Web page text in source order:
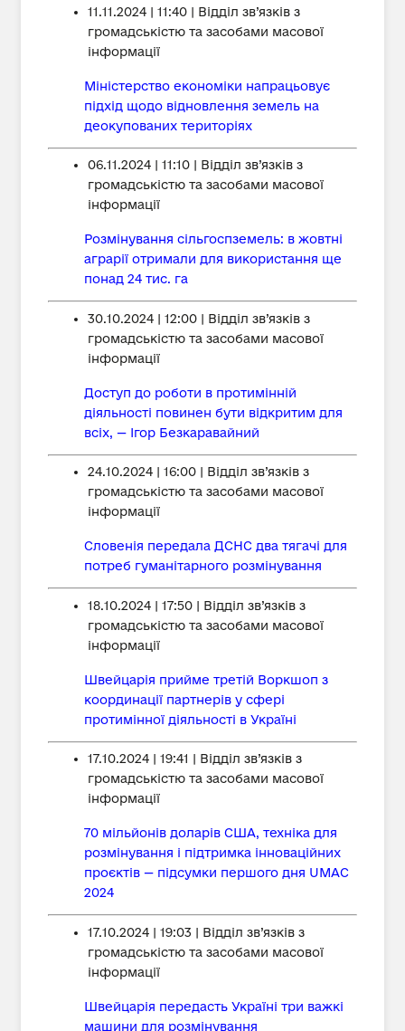
11.11.2024 | 11:40 | Відділ зв’язків з
громадськістю та засобами масової
інформації
Міністерство економіки напрацьовує
підхід щодо відновлення земель на
деокупованих територіях
06.11.2024 | 11:10 | Відділ зв’язків з
громадськістю та засобами масової
інформації
Розмінування сільгоспземель: в жовтні
аграрії отримали для використання ще
понад 24 тис. га
30.10.2024 | 12:00 | Відділ зв’язків з
громадськістю та засобами масової
інформації
Доступ до роботи в протимінній
діяльності повинен бути відкритим для
всіх, — Ігор Безкаравайний
24.10.2024 | 16:00 | Відділ зв’язків з
громадськістю та засобами масової
інформації
Словенія передала ДСНС два тягачі для
потреб гуманітарного розмінування
18.10.2024 | 17:50 | Відділ зв’язків з
громадськістю та засобами масової
інформації
Швейцарія прийме третій Воркшоп з
координації партнерів у сфері
протимінної діяльності в Україні
17.10.2024 | 19:41 | Відділ зв’язків з
громадськістю та засобами масової
інформації
70 мільйонів доларів США, техніка для
розмінування і підтримка інноваційних
проєктів — підсумки першого дня UMAC
2024
17.10.2024 | 19:03 | Відділ зв’язків з
громадськістю та засобами масової
інформації
Швейцарія передасть Україні три важкі
машини для розмінування